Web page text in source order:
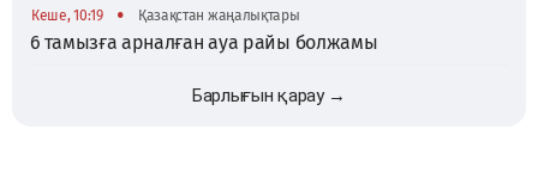
Кеше, 10:19 • Қазақстан жаңалықтары
6 тамызға арналған ауа райы болжамы
Барлығын қарау →